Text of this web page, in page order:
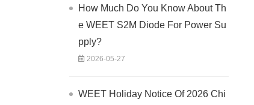
How Much Do You Know About Th
e WEET S2M Diode For Power Su
pply?
2026-05-27
WEET Holiday Notice Of 2026 Chi